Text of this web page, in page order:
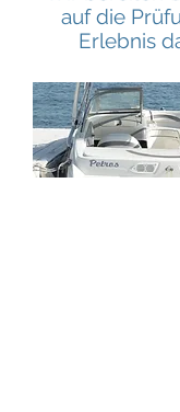
auf die
Erlebnis